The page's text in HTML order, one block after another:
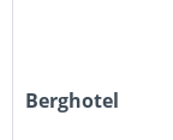
Berghotel